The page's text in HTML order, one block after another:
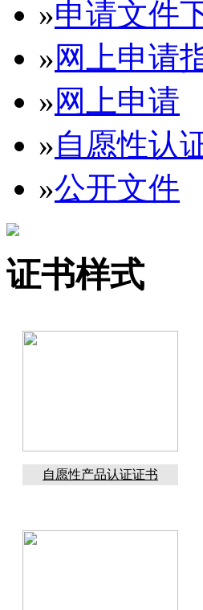
»申请文件
»网上申请
»网上申请
»自愿性认
»公开文件
证书样式
自愿性产品认证证书